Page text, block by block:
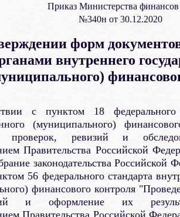
Приказ Министерства
№340н от 30.12.2020
форм
внутреннего
с пунктом 18 федерального
(муниципального)
проверок, ревизий и
Правительства Российской
законодательства Российской
56 федерального стандарта
финансового контроля
и оформление их
Правительства Российской